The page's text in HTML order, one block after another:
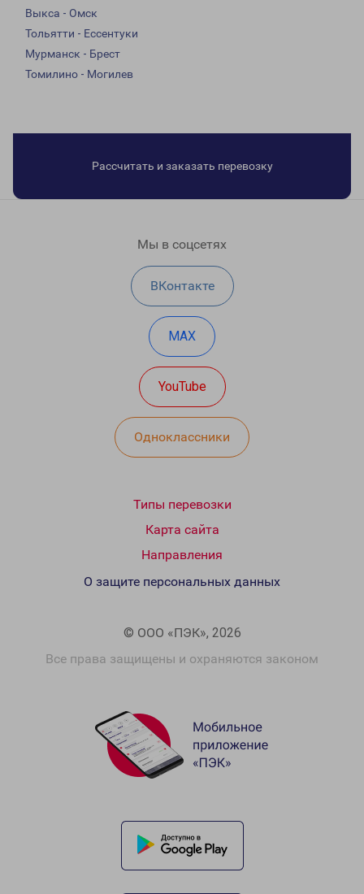
Выкса - Омск
Тольятти - Ессентуки
Мурманск - Брест
Томилино - Могилев
Рассчитать и заказать перевозку
Мы в соцсетях
ВКонтакте
MAX
YouTube
Одноклассники
Типы перевозки
Карта сайта
Направления
© ООО «ПЭК», 2026
Все права защищены и охраняются законом
О защите персональных данных